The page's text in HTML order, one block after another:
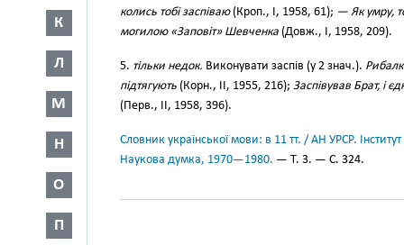
К
Л
М
Н
О
П
колись тобі заспіваю(Кроп., І, 1958, 61); — Як умру,
могилою «Заповіт» Шевченка (Довж., І, 1958, 209).
5. тільки недок. Виконувати заспів (у 2 знач.).
підтягують (Корн., II, 1955, 216); Заспівував Брат, і
(Перв., II, 1958, 396).
Словник української мови: в 11 тт. / АН УРСР.
Наукова думка, 1970—1980. — Т. 3. — С. 324.